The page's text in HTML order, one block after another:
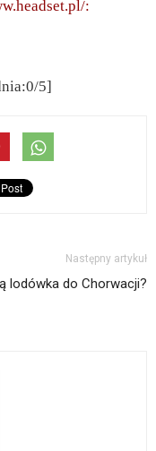
:
5]
Następny artykuł
lodówka do Chorwacji?